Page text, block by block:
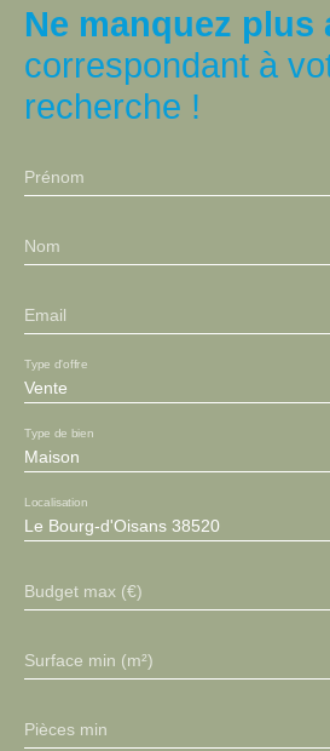
Ne manquez plus
correspondant à
recherche !
Prénom
Nom
Email
Vente
Type d'offre
Maison
Type de bien
Le Bourg-d'Oisans 38520
Localisation
Budget max (€)
Surface min (m²)
Pièces min